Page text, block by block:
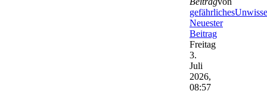
Neuester
Beitrag
Freitag
3.
Juli
2026,
08:57